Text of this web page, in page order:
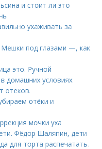
и стоит ли это
ухаживать за
под глазами —, как
это. Ручной
домашних условиях
отеков.
отёки и
мочки уха
Фёдор Шаляпин, дети
для торта распечатать.